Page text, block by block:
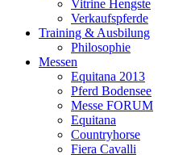
Vitrine Hengste
Verkaufspferde
Training & Ausbilung
Philosophie
Messen
Equitana 2013
Pferd Bodensee
Messe FORUM
Equitana
Countryhorse
Fiera Cavalli